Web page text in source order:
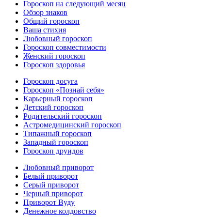
Гороскоп на следующий месяц
Обзор знаков
Общий гороскоп
Ваша стихия
Любовный гороскоп
Гороскоп совместимости
Женский гороскоп
Гороскоп здоровья
Гороскоп досуга
Гороскоп «Познай себя»
Карьерный гороскоп
Детский гороскоп
Родительский гороскоп
Астромедицинский гороскоп
Типажный гороскоп
Западный гороскоп
Гороскоп друидов
Любовный приворот
Белый приворот
Серый приворот
Черный приворот
Приворот Вуду
Денежное колдовство